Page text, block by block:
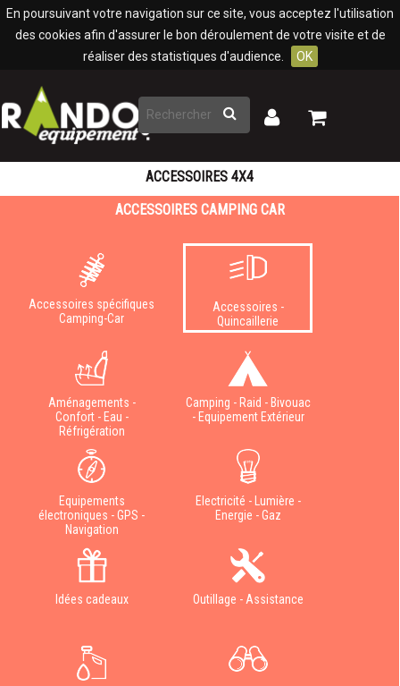
En poursuivant votre navigation sur ce site, vous acceptez l'utilisation
des cookies afin d'assurer le bon déroulement de votre visite et de
réaliser des statistiques d'audience.
OK
Rechercher
Mon
Mon
ACCESSOIRES 4X4
ACCESSOIRES CAMPING CAR
Accessoires spécifiques
Camping-Car
Accessoires -
Quincaillerie
Aménagements -
Confort - Eau -
Réfrigération
Camping - Raid - Bivouac
- Equipement Extérieur
Equipements
électroniques - GPS -
Navigation
Electricité - Lumière -
Energie - Gaz
Idées cadeaux Outillage - Assistance
Panneau de gestion des cookies